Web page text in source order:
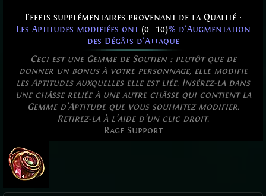
Effets supplémentaires provenant de la Qualité :
Les Aptitudes modifiées ont (0—10)% d'Augmentation
des Dégâts d'Attaque
Ceci est une Gemme de Soutien : plutôt que de
donner un bonus à votre personnage, elle modifie
les Aptitudes auxquelles elle est liée. Insérez-la dans
une châsse reliée à une autre châsse qui contient la
Gemme d'Aptitude que vous souhaitez modifier.
Retirez-la à l'aide d'un clic droit.
Rage Support